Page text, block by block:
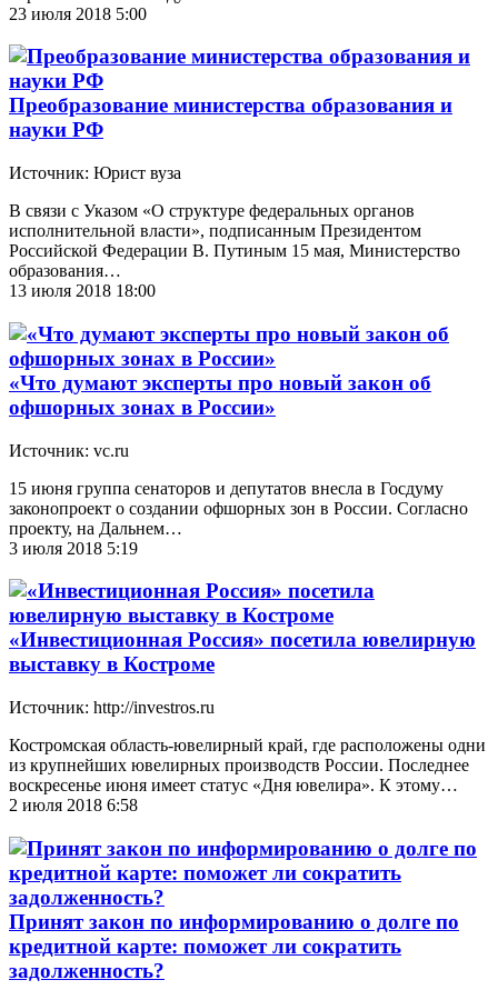
23 июля 2018 5:00
Преобразование министерства образования и
науки РФ
Источник: Юрист вуза
В связи с Указом «О структуре федеральных органов
исполнительной власти», подписанным Президентом
Российской Федерации В. Путиным 15 мая, Министерство
образования…
13 июля 2018 18:00
«Что думают эксперты про новый закон об
офшорных зонах в России»
Источник: vc.ru
15 июня группа сенаторов и депутатов внесла в Госдуму
законопроект о создании офшорных зон в России. Согласно
проекту, на Дальнем…
3 июля 2018 5:19
«Инвестиционная Россия» посетила ювелирную
выставку в Костроме
Источник: http://investros.ru
Костромская область-ювелирный край, где расположены одни
из крупнейших ювелирных производств России. Последнее
воскресенье июня имеет статус «Дня ювелира». К этому…
2 июля 2018 6:58
Принят закон по информированию о долге по
кредитной карте: поможет ли сократить
задолженность?